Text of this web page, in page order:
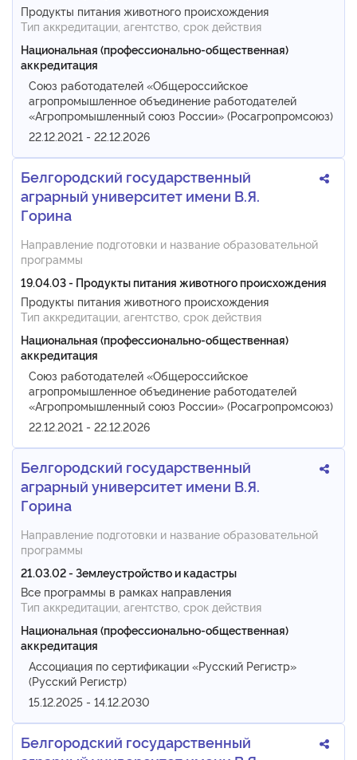
Продукты питания животного происхождения
Тип аккредитации, агентство, срок действия
Национальная (профессионально-общественная)
аккредитация
Союз работодателей «Общероссийское
агропромышленное объединение работодателей
«Агропромышленный союз России» (Росагропромсоюз)
22.12.2021 - 22.12.2026
Белгородский государственный
аграрный университет имени В.Я.
Горина
Направление подготовки и название образовательной
программы
19.04.03 - Продукты питания животного происхождения
Продукты питания животного происхождения
Тип аккредитации, агентство, срок действия
Национальная (профессионально-общественная)
аккредитация
Союз работодателей «Общероссийское
агропромышленное объединение работодателей
«Агропромышленный союз России» (Росагропромсоюз)
22.12.2021 - 22.12.2026
Белгородский государственный
аграрный университет имени В.Я.
Горина
Направление подготовки и название образовательной
программы
21.03.02 - Землеустройство и кадастры
Все программы в рамках направления
Тип аккредитации, агентство, срок действия
Национальная (профессионально-общественная)
аккредитация
Ассоциация по сертификации «Русский Регистр»
(Русский Регистр)
15.12.2025 - 14.12.2030
Белгородский государственный